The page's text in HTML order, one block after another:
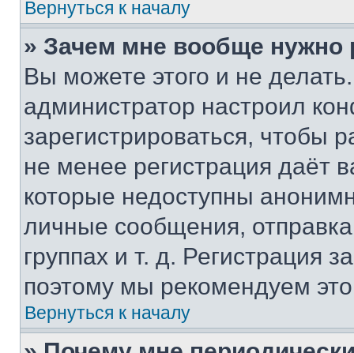
Вернуться к началу
» Зачем мне вообще нужно
Вы можете этого и не
администратор настроил
зарегистрироваться, чтобы
не менее регистрация даёт
которые недоступны
личные сообщения,
группах и т. д. Регистрация
поэтому мы рекомендуем
Вернуться к началу